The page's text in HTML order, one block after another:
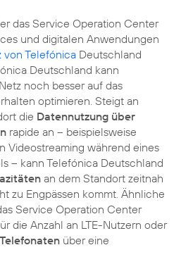
das Service Operation Center
und digitalen Anwendungen
von Telefónica Deutschland
Deutschland kann
noch besser auf das
optimieren. Steigt an
die Datennutzung über
rapide an – beispielsweise
Videostreaming während eines
– kann Telefónica Deutschland
an dem Standort zeitnah
zu Engpässen kommt. Ähnliche
Service Operation Center
die Anzahl an LTE-Nutzern oder
über eine